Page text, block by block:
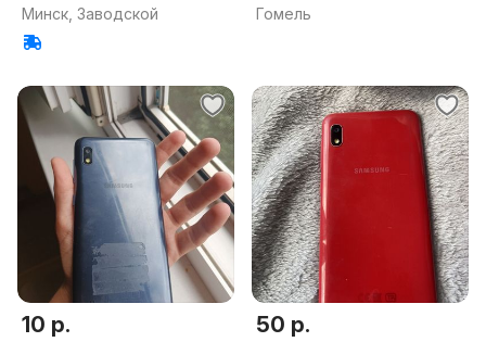
Минск, Заводской Гомель
10 р. 50 р.